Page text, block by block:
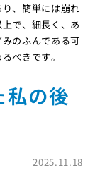
、簡単には崩れ
で、細長く、あ
のふんである可
べきです。
の後
2025.11.18